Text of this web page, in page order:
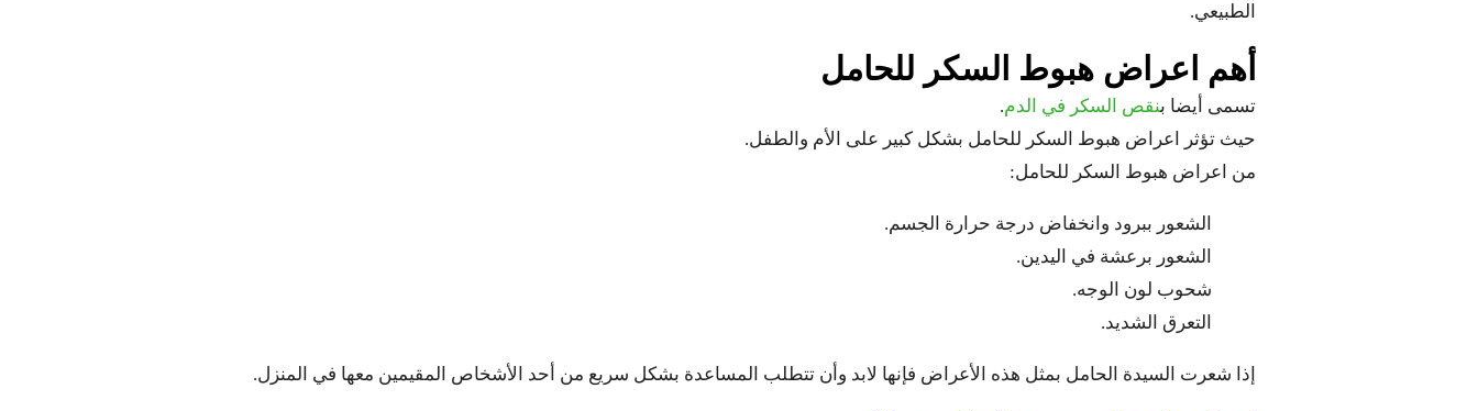
الطبيعي.
أهم اعراض هبوط السكر للحامل
تسمى أيضا بنقص السكر في الدم.
حيث تؤثر اعراض هبوط السكر للحامل بشكل كبير على الأم والطفل.
من اعراض هبوط السكر للحامل:
الشعور ببرود وانخفاض درجة حرارة الجسم.
الشعور برعشة في اليدين.
شحوب لون الوجه.
التعرق الشديد.
إذا شعرت السيدة الحامل بمثل هذه الأعراض فإنها لابد وأن تتطلب المساعدة بشكل سريع من أحد الأشخاص المقيمين معها في المنزل.